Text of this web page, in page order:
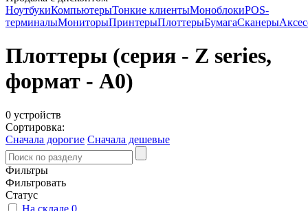
НоутбукиКомпьютерыТонкие клиентыМоноблокиPOS-
терминалыМониторыПринтерыПлоттерыБумагаСканеры
Плоттеры (серия - Z series,
формат - A0)
0 устройств
Сортировка:
Сначала дорогие Сначала дешевые
Фильтры
Фильтровать
Статус
На складе 0